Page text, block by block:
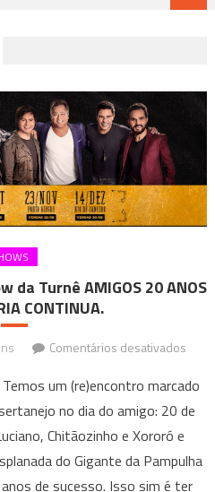
da Turnê AMIGOS 20 ANOS
CONTINUA.
Comentários desativados
o
show
da
um (re)encontro marcado
no dia do amigo: 20 de
Chitãozinho e Xororó e
do Gigante da Pampulha
de sucesso. Isso sim é ter